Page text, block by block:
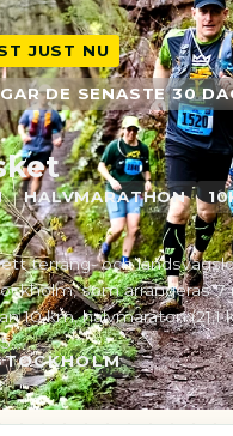
JUST NU
DE SENASTE 30
HALVMARATHON
terräng- och
som arrangeras
10 km, halvmaraton (21,1